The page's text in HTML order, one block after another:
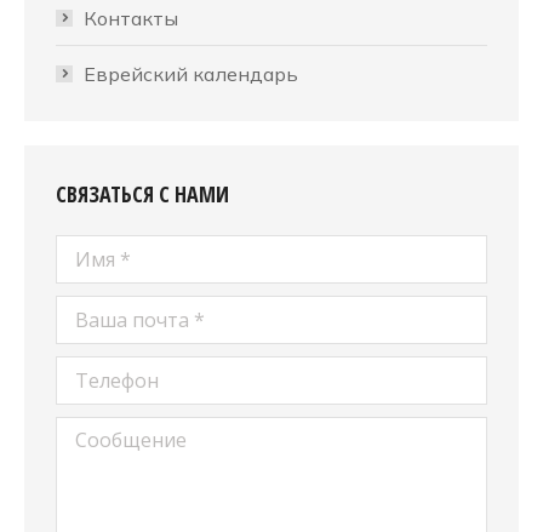
Контакты
Еврейский календарь
СВЯЗАТЬСЯ С НАМИ
Имя *
Ваша почта *
Телефон
Сообщение